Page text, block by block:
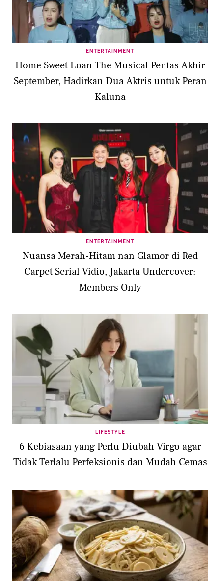
ENTERTAINMENT
Home Sweet Loan The Musical Pentas Akhir
September, Hadirkan Dua Aktris untuk Peran
Kaluna
ENTERTAINMENT
Nuansa Merah-Hitam nan Glamor di Red
Carpet Serial Vidio, Jakarta Undercover:
Members Only
LIFESTYLE
6 Kebiasaan yang Perlu Diubah Virgo agar
Tidak Terlalu Perfeksionis dan Mudah Cemas